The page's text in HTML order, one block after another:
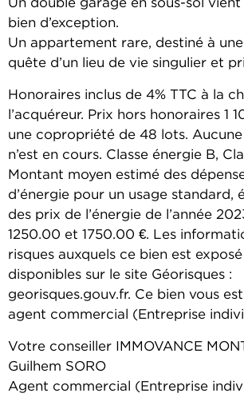
Un double garage en sous-sol
bien d’exception.
Un appartement rare, destiné à
quête d’un lieu de vie singulier et
Honoraires inclus de 4% TTC à la
l’acquéreur. Prix hors honoraires 1
une copropriété de 48 lots.
n’est en cours. Classe énergie B,
Montant moyen estimé des
d’énergie pour un usage standard,
des prix de l’énergie de l’année
1250.00 et 1750.00 €. Les
risques auxquels ce bien est
disponibles sur le site Géorisques :
georisques.gouv.fr. Ce bien vous
agent commercial (Entreprise
Votre conseiller IMMOVANCE
Guilhem SORO
Agent commercial (Entreprise